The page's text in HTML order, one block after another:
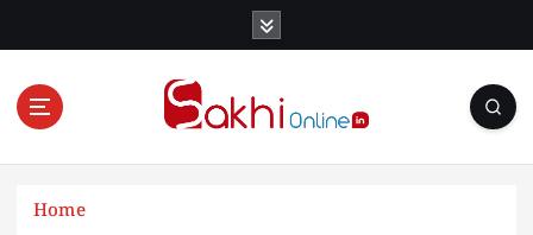
Online News Portal
Home